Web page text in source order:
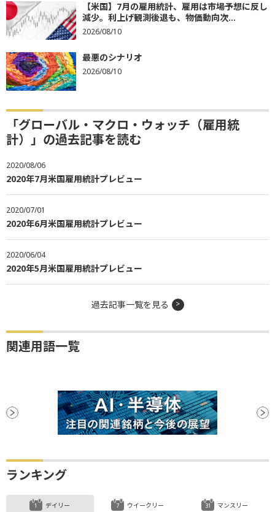
【米国】7月の雇用統計、雇用は市場予想に反し
減少。利上げ観測後退も、物価動向次...
2026/08/10
最悪のシナリオ
2026/08/10
「グローバル・マクロ・ウォッチ（雇用統
計）」の過去記事を読む
2020/08/06
2020年7月米国雇用統計プレビュー
2020/07/01
2020年6月米国雇用統計プレビュー
2020/06/04
2020年5月米国雇用統計プレビュー
過去記事一覧を見る
関連用語一覧
ランキング
デイリー ウイークリー マンスリー